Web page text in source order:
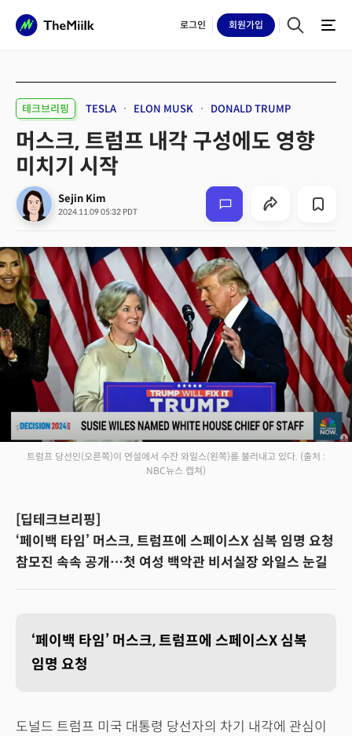
로그인 회원가입
테크브리핑 TESLA ELON MUSK DONALD TRUMP
머스크, 트럼프 내각 구성에도 영향
미치기 시작
Sejin Kim
2024.11.09 05:32 PDT
트럼프 당선인(오른쪽)이 연설에서 수잔 와일스(왼쪽)를 불러내고 있다. (출처 :
NBC뉴스 캡쳐)
[딥테크브리핑]
‘페이백 타임’ 머스크, 트럼프에 스페이스X 심복 임명 요청
참모진 속속 공개…첫 여성 백악관 비서실장 와일스 눈길
‘페이백 타임’ 머스크, 트럼프에 스페이스X 심복
임명 요청
도널드 트럼프 미국 대통령 당선자의 차기 내각에 관심이